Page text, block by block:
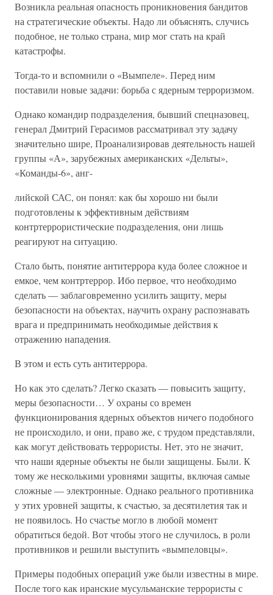
Возникла реальная опасность проникновения бандитов
на стратегические объекты. Надо ли объяснять, случись
подобное, не только страна, мир мог стать на край
катастрофы.
Тогда-то и вспомнили о «Вымпеле». Перед ним
поставили новые задачи: борьба с ядерным терроризмом.
Однако командир подразделения, бывший спецназовец,
генерал Дмитрий Герасимов рассматривал эту задачу
значительно шире, Проанализировав деятельность нашей
группы «А», зарубежных американских «Дельты»,
«Команды-6», анг-
лийской САС, он понял: как бы хорошо ни были
подготовлены к эффективным действиям
контртеррористические подразделения, они лишь
реагируют на ситуацию.
Стало быть, понятие антитеррора куда более сложное и
емкое, чем контртеррор. Ибо первое, что необходимо
сделать — заблаговременно усилить защиту, меры
безопасности на объектах, научить охрану распознавать
врага и предпринимать необходимые действия к
отражению нападения.
В этом и есть суть антитеррора.
Но как это сделать? Легко сказать — повысить защиту,
меры безопасности… У охраны со времен
функционирования ядерных объектов ничего подобного
не происходило, и они, право же, с трудом представляли,
как могут действовать террористы. Нет, это не значит,
что наши ядерные объекты не были защищены. Были. К
тому же несколькими уровнями защиты, включая самые
сложные — электронные. Однако реального противника
у этих уровней защиты, к счастью, за десятилетия так и
не появилось. Но счастье могло в любой момент
обратиться бедой. Вот чтобы этого не случилось, в роли
противников и решили выступить «вымпеловцы».
Примеры подобных операций уже были известны в мире.
После того как иранские мусульманские террористы с